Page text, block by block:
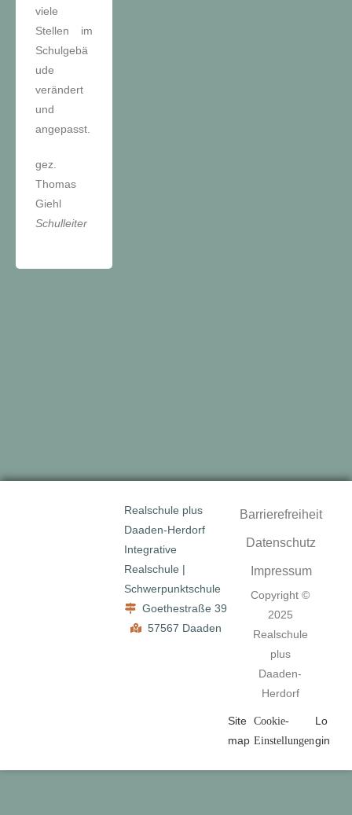
viele
Stellen im
Schulgebä
ude
verändert
und
angepasst.
gez.
Thomas
Giehl
Schulleiter
Realschule plus
Daaden-Herdorf
Integrative
Realschule |
Schwerpunktschule
Goethestraße 39
57567 Daaden
Barrierefreiheit
Datenschutz
Impressum
Copyright ©
2025
Realschule
plus
Daaden-
Herdorf
Site
map
Cookie-
Einstellungen
Lo
gin